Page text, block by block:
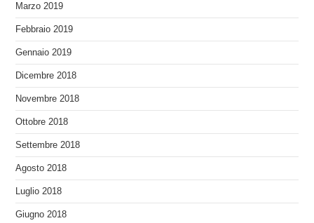
Marzo 2019
Febbraio 2019
Gennaio 2019
Dicembre 2018
Novembre 2018
Ottobre 2018
Settembre 2018
Agosto 2018
Luglio 2018
Giugno 2018